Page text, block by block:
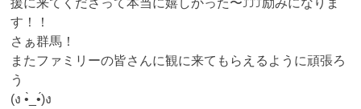
す！！
さぁ群馬！
またファミリーの皆さんに観に来てもらえるように頑張ろ
う
(ง •̀_•́)ง